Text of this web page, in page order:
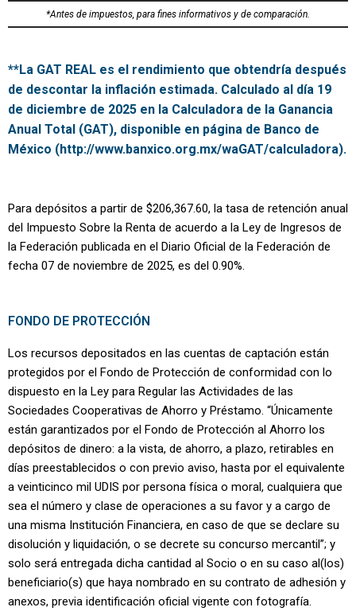
*Antes de impuestos, para fines informativos y de comparación.
**La GAT REAL es el rendimiento que obtendría después
de descontar la inflación estimada. Calculado al día 19
de diciembre de 2025 en la Calculadora de la Ganancia
Anual Total (GAT), disponible en página de Banco de
México (http://www.banxico.org.mx/waGAT/calculadora).
Para depósitos a partir de $206,367.60, la tasa de retención anual
del Impuesto Sobre la Renta de acuerdo a la Ley de Ingresos de
la Federación publicada en el Diario Oficial de la Federación de
fecha 07 de noviembre de 2025, es del 0.90%.
FONDO DE PROTECCIÓN
Los recursos depositados en las cuentas de captación están
protegidos por el Fondo de Protección de conformidad con lo
dispuesto en la Ley para Regular las Actividades de las
Sociedades Cooperativas de Ahorro y Préstamo. “Únicamente
están garantizados por el Fondo de Protección al Ahorro los
depósitos de dinero: a la vista, de ahorro, a plazo, retirables en
días preestablecidos o con previo aviso, hasta por el equivalente
a veinticinco mil UDIS por persona física o moral, cualquiera que
sea el número y clase de operaciones a su favor y a cargo de
una misma Institución Financiera, en caso de que se declare su
disolución y liquidación, o se decrete su concurso mercantil”; y
solo será entregada dicha cantidad al Socio o en su caso al(los)
beneficiario(s) que haya nombrado en su contrato de adhesión y
anexos, previa identificación oficial vigente con fotografía.